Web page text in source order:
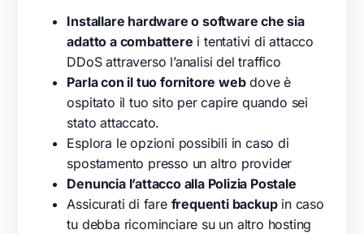
Installare hardware o software che sia
adatto a combattere i tentativi di attacco
DDoS attraverso l’analisi del traffico
Parla con il tuo fornitore webdove è
ospitato il tuo sito per capire quando sei
stato attaccato.
Esplora le opzioni possibili in caso di
spostamento presso un altro provider
Denuncia l’attacco alla Polizia Postale
Assicurati di fare frequenti backupin caso
tu debba ricominciare su un altro hosting